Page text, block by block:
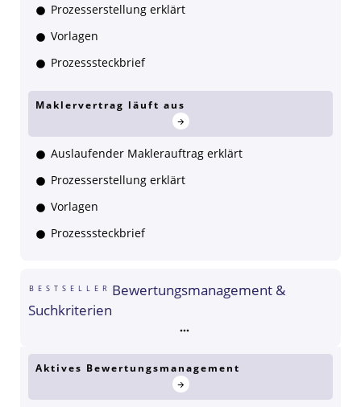
Prozesserstellung erklärt
Vorlagen
Prozesssteckbrief
Maklervertrag läuft aus
Auslaufender Maklerauftrag erklärt
Prozesserstellung erklärt
Vorlagen
Prozesssteckbrief
BESTSELLER
Bewertungsmanagement &
Suchkriterien
Aktives Bewertungsmanagement